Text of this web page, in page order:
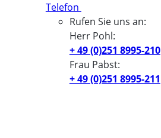
Telefon
Rufen Sie uns an:
Herr Pohl:
+ 49 (0)251 8995-210
Frau Pabst:
+ 49 (0)251 8995-211